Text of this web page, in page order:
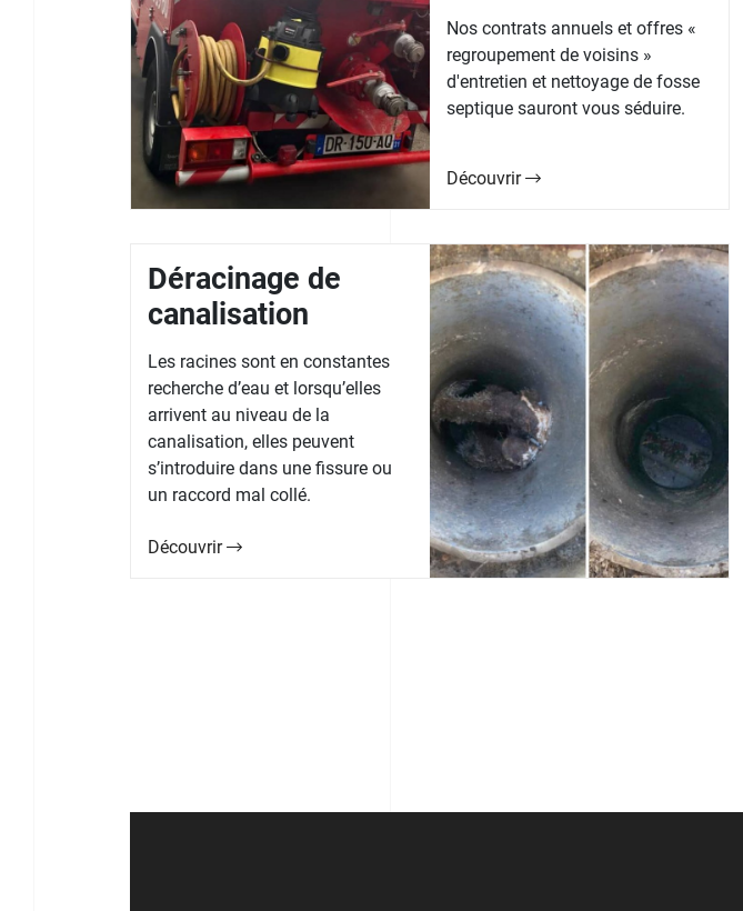
Nos contrats annuels et offres «
regroupement de voisins »
d'entretien et nettoyage de fosse
septique sauront vous séduire.
Découvrir
Déracinage de
canalisation
Les racines sont en constantes
recherche d’eau et lorsqu’elles
arrivent au niveau de la
canalisation, elles peuvent
s’introduire dans une fissure ou
un raccord mal collé.
Découvrir